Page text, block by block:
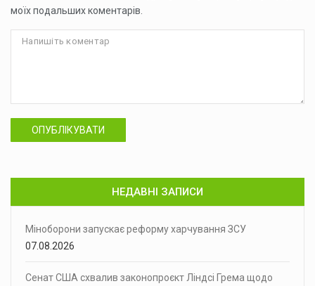
моїх подальших коментарів.
ОПУБЛІКУВАТИ
НЕДАВНІ ЗАПИСИ
Міноборони запускає реформу харчування ЗСУ
07.08.2026
Сенат США схвалив законопроєкт Ліндсі Грема щодо